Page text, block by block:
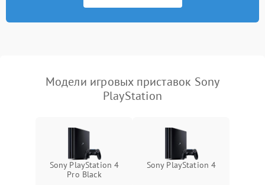
Модели игровых приставок Sony
PlayStation
Sony PlayStation 4
Pro Black
Sony PlayStation 4